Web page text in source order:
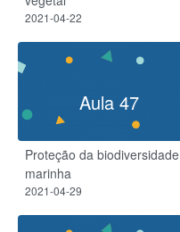
2021-04-22
Aula 47
Proteção da biodiversidade
marinha
2021-04-29